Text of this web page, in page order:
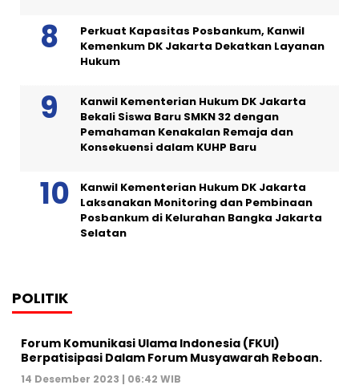
Perkuat Kapasitas Posbankum, Kanwil
Kemenkum DK Jakarta Dekatkan Layanan
Hukum
Kanwil Kementerian Hukum DK Jakarta
Bekali Siswa Baru SMKN 32 dengan
Pemahaman Kenakalan Remaja dan
Konsekuensi dalam KUHP Baru
Kanwil Kementerian Hukum DK Jakarta
Laksanakan Monitoring dan Pembinaan
Posbankum di Kelurahan Bangka Jakarta
Selatan
POLITIK
Forum Komunikasi Ulama Indonesia (FKUI)
Berpatisipasi Dalam Forum Musyawarah Reboan.
14 Desember 2023 | 06:42 WIB